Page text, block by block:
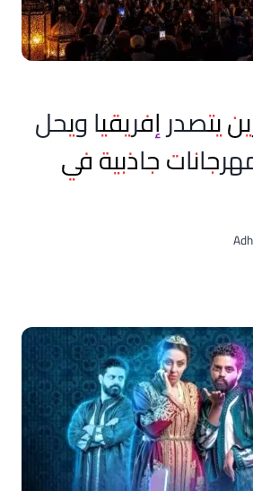
يتصدر إفريقيا ويحل
جاذبية في